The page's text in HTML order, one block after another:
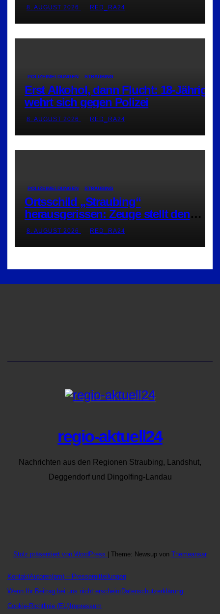
8. AUGUST 2026 RED_RA24
POLIZEIMELDUNGEN STRAUBING
Erst Alkohol, dann Flucht: 18-Jährige
wehrt sich gegen Polizei
8. AUGUST 2026 RED_RA24
POLIZEIMELDUNGEN STRAUBING
Ortsschild „Straubing“
herausgerissen: Zeuge stellt den
Täter
8. AUGUST 2026 RED_RA24
regio-aktuell24
Nachrichten aus den Regionen Straubing, Landshut,
Deggendorf und Dingolfing-Landau
Stolz präsentiert von WordPress Theme: Newsup von Themeansar
KontaktAutoren(pm) – Pressemitteilungen
Wenn Ihr Beitrag bei uns nicht erscheintDatenschutzerklärung
Cookie-Richtlinie (EU) Impressum